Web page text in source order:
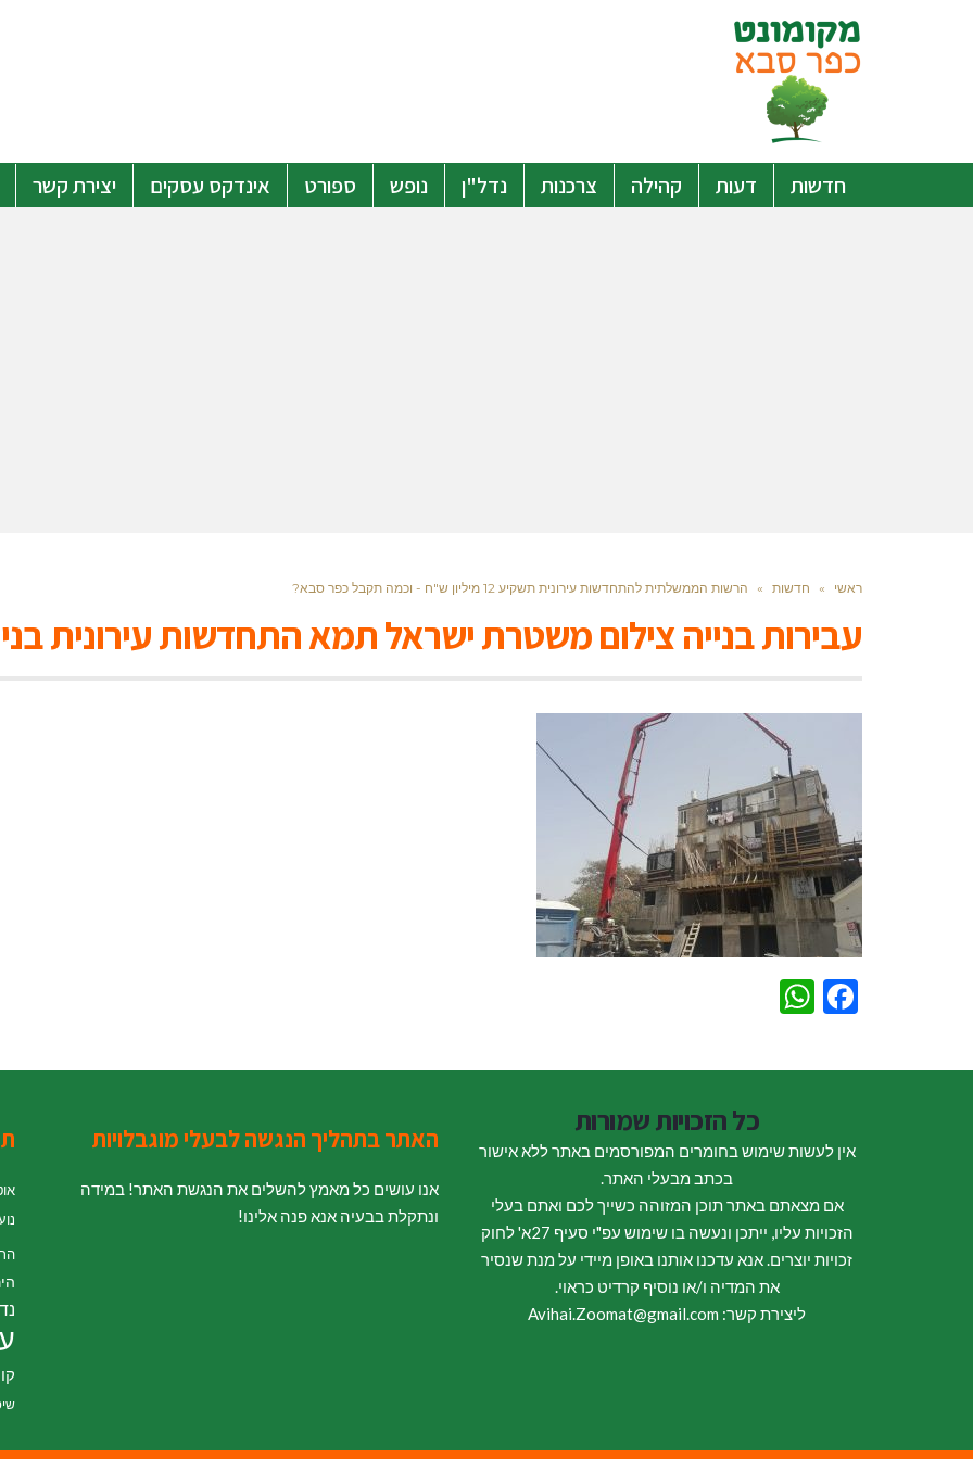
חדשות דעות קהילה צרכנות נדל"ן נופש ספורט אינדקס עסקים יצירת קשר
ראשי » חדשות » הרשות הממשלתית להתחדשות עירונית תשקיע 12 מיליון ש"ח - וכמה תקבל כפר סבא?
עבירות בנייה צילום משטרת ישראל תמא התחדשות עירונית
Facebook
כל הזכויות שמורות
אין לעשות שימוש בחומרים המפורסמים באתר ללא אישור
בכתב מבעלי האתר.
אם מצאתם באתר תוכן המזוהה כשייך לכם ואתם בעלי
הזכויות עליו, ייתכן ונעשה בו שימוש עפ"י סעיף 27א' לחוק
זכויות יוצרים. אנא עדכנו אותנו באופן מיידי על מנת שנסיר
את המדיה ו/או נוסיף קרדיט כראוי.
ליצירת קשר: Avihai.Zoomat@gmail.com
האתר בתהליך הנגשה לבעלי מוגבלויות
אנו עושים כל מאמץ להשלים את הנגשת האתר! במידה
ונתקלת בבעיה אנא פנה אלינו!